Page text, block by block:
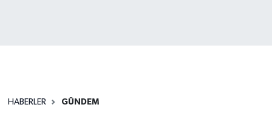
HABERLER GÜNDEM